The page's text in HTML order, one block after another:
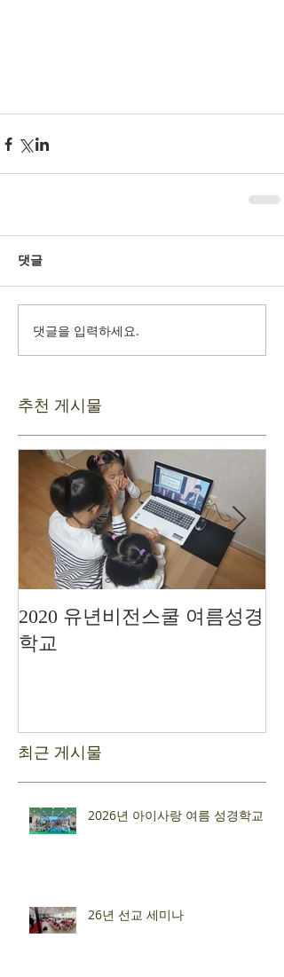
댓글
댓글을 입력하세요.
추천 게시물
2020 유년비전스쿨 여름성경
학교
최근 게시물
2026년 아이사랑 여름 성경학교
26년 선교 세미나